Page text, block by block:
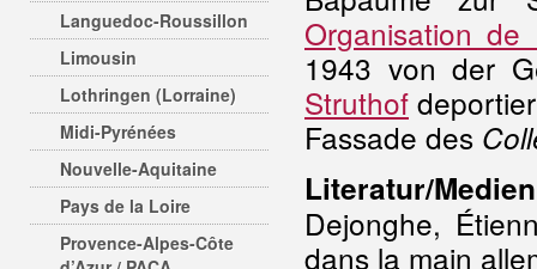
Languedoc-Roussillon
Limousin
Lothringen (Lorraine)
Midi-Pyrénées
Nouvelle-Aquitaine
Pays de la Loire
Provence-Alpes-Côte
Organisation de
1943 von der
Struthof
Fassade des
Literatur/Medien
Dejonghe,
dans la main